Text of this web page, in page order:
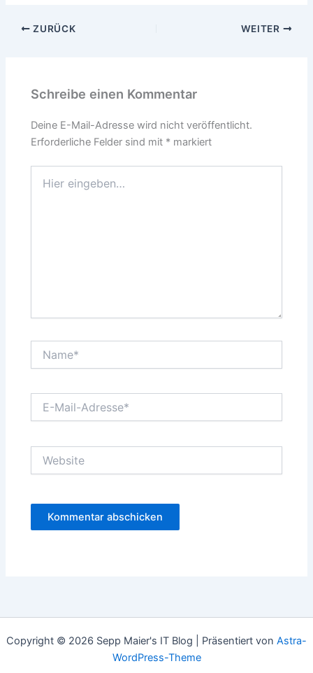
ZURÜCK WEITER
Schreibe einen Kommentar
Deine E-Mail-Adresse wird nicht veröffentlicht.
Erforderliche Felder sind mit * markiert
eingeben…
Mail-
Copyright © 2026 Sepp Maier's IT Blog | Präsentiert von Astra-
WordPress-Theme